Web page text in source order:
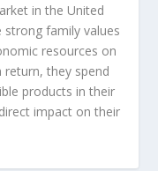
in the United
strong family values
resources on
they spend
products in their
impact on their